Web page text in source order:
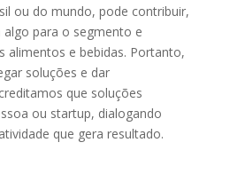
ou do mundo, pode contribuir,
algo para o segmento e
alimentos e bebidas. Portanto,
soluções e dar
que soluções
ou startup, dialogando
que gera resultado.